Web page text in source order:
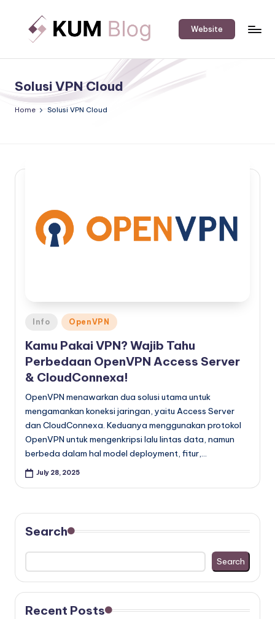
M
B
g
Software
&
Hardware
Website
Solusi VPN Cloud
Home Solusi VPN Cloud
Posted
Info OpenVPN
Kamu Pakai VPN? Wajib Tahu
Perbedaan OpenVPN Access Server
& CloudConnexa!
OpenVPN menawarkan dua solusi utama untuk
mengamankan koneksi jaringan, yaitu Access Server
dan CloudConnexa. Keduanya menggunakan protokol
OpenVPN untuk mengenkripsi lalu lintas data, namun
berbeda dalam hal model deployment, fitur,…
July 28, 2025
Search
Search
Recent Posts